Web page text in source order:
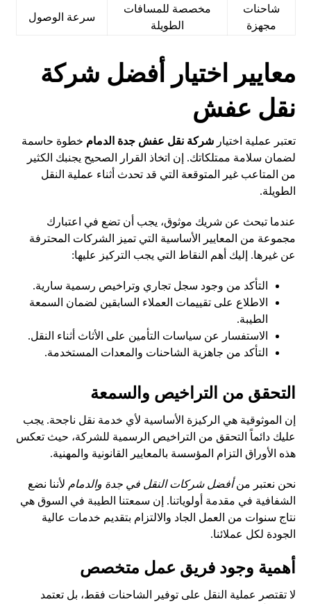
شاحنات
مجهزة
مخصصة للمسافات
الطويلة
سرعة الوصول
معايير اختيار أفضل شركة
نقل عفش
تعتبر عملية اختيارشركة نقل عفش جدة الدمام خطوة حاسمة
لضمان سلامة ممتلكاتك. إن اتخاذ القرار الصحيح يجنبك الكثير
من المتاعب غير المتوقعة التي قد تحدث أثناء عملية النقل
الطويلة.
عندما تبحث عن شريك موثوق، يجب أن تضع في اعتبارك
مجموعة من المعايير الأساسية التي تميز الشركات المحترفة
عن غيرها. إليك أهم النقاط التي يجب التركيز عليها:
التأكد من وجود سجل تجاري وتراخيص رسمية سارية.
الاطلاع على تقييمات العملاء السابقين لضمان السمعة
الطيبة.
الاستفسار عن سياسات التأمين على الأثاث أثناء النقل.
التأكد من جاهزية الشاحنات والمعدات المستخدمة.
التحقق من التراخيص والسمعة
إن الموثوقية هي الركيزة الأساسية لأي خدمة نقل ناجحة. يجب
عليك دائماً التحقق من التراخيص الرسمية للشركة، حيث تعكس
هذه الأوراق التزام المؤسسة بالمعايير القانونية والمهنية.
نحن نعتبر منأفضل شركات النقل في جدة والدمام لأننا نضع
الشفافية في مقدمة أولوياتنا. إن سمعتنا الطيبة في السوق هي
نتاج سنوات من العمل الجاد والالتزام بتقديم خدمات عالية
الجودة لكل عملائنا.
أهمية وجود فريق عمل متخصص
لا تقتصر عملية النقل على توفير الشاحنات فقط، بل تعتمد